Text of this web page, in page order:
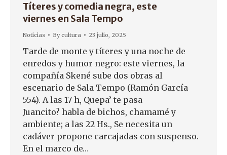
Títeres y comedia negra, este
viernes en Sala Tempo
Noticias Bycultura 23 julio, 2025
Tarde de monte y títeres y una noche de
enredos y humor negro: este viernes, la
compañía Skené sube dos obras al
escenario de Sala Tempo (Ramón García
554). A las 17 h, Quepa’ te pasa
Juancito? habla de bichos, chamamé y
ambiente; a las 22 Hs., Se necesita un
cadáver propone carcajadas con suspenso.
En el marco de…